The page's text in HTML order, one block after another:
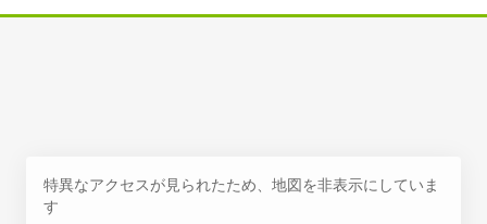
特異なアクセスが見られたため、地図を非表示にしていま
す